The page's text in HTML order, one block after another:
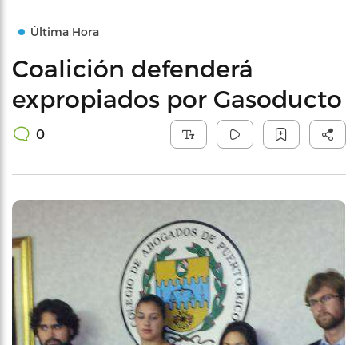
Última Hora
Coalición defenderá
expropiados por Gasoducto
0